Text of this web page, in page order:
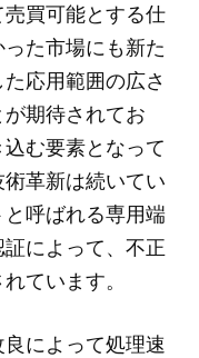
買可能とする仕
た市場にも新た
応用範囲の広さ
期待されてお
む要素となって
革新は続いてい
呼ばれる専用端
によって、不正
ています。
によって処理速